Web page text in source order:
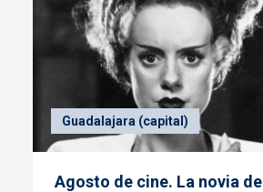
Guadalajara (capital)
Agosto de cine. La novia de